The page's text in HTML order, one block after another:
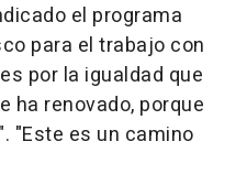
el programa
para el trabajo con
por la igualdad que
ha renovado, porque
"Este es un camino